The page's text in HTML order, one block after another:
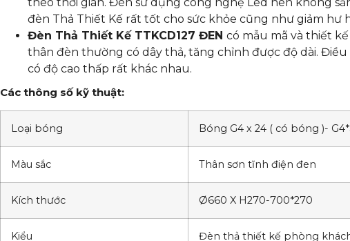
đèn Thả Thiết Kế rất tốt cho sức khỏe cũng như giảm hư
Đèn Thả Thiết Kế TTKCD127 ĐEN có mẫu mã và thiết
thân đèn thường có dây thả, tăng chỉnh được độ dài.
có độ cao thấp rất khác nhau.
Các thông số kỹ thuật:
Loại bóng Bóng G4 x 24 ( có bóng )-
Màu sắc Thân sơn tĩnh điện đen
Kích thước Ø660 X H270-700*270
Kiểu Đèn thả thiết kế phòng